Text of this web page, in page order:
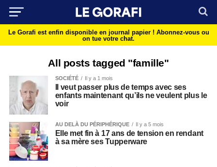
Le Gorafi est enfin disponible en journal papier ! Abonnez-vous ou
on tue votre chat.
All posts tagged "famille"
SOCIÉTÉ Il y a 1 mois
Il veut passer plus de temps avec ses
enfants maintenant qu’ils ne veulent plus le
voir
AU DELÀ DU PÉRIPHÉRIQUE Il y a 5 mois
Elle met fin à 17 ans de tension en rendant
à sa mère ses Tupperware